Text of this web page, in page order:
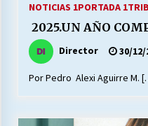
NOTICIAS 1PORTADA 1
2025.UN AÑO
Director 30/12/
Por Pedro Alexi Aguirre M.